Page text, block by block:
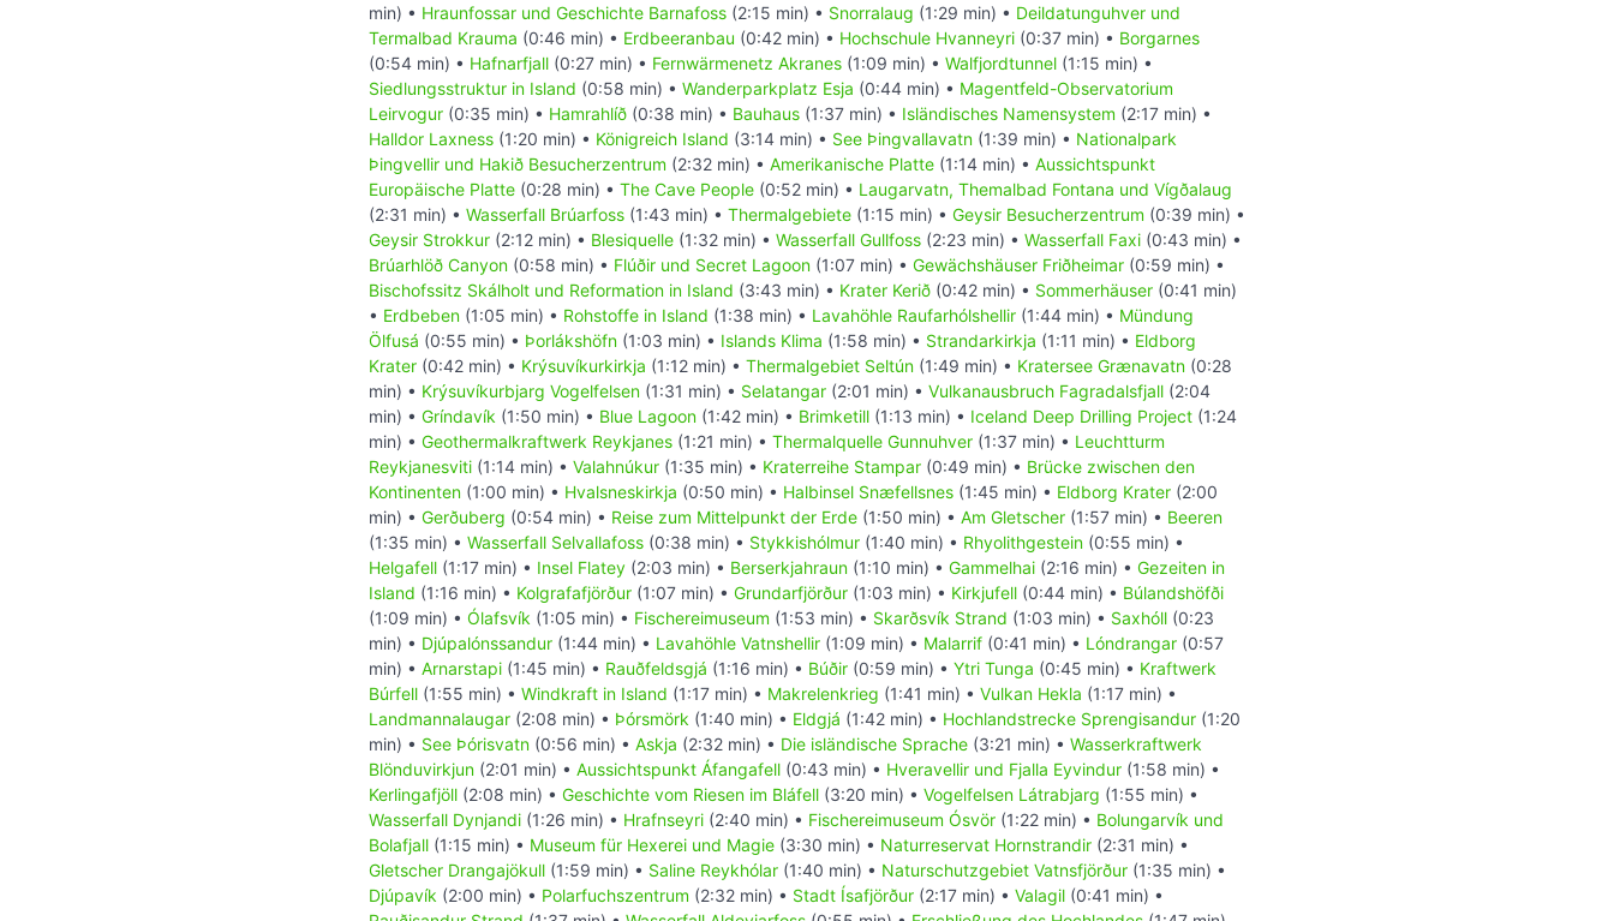
min) • Hraunfossar und Geschichte Barnafoss (2:15 min) • Snorralaug (1:29 min) • Deildatunguhver und
Termalbad Krauma (0:46 min) • Erdbeeranbau (0:42 min) • Hochschule Hvanneyri (0:37 min) • Borgarnes
(0:54 min) • Hafnarfjall (0:27 min) • Fernwärmenetz Akranes (1:09 min) • Walfjordtunnel (1:15 min) •
Siedlungsstruktur in Island (0:58 min) • Wanderparkplatz Esja (0:44 min) • Magentfeld-Observatorium
Leirvogur (0:35 min) • Hamrahlíð (0:38 min) • Bauhaus (1:37 min) • Isländisches Namensystem (2:17 min) •
Halldor Laxness (1:20 min) • Königreich Island (3:14 min) • See Þingvallavatn (1:39 min) • Nationalpark
Þingvellir und Hakið Besucherzentrum (2:32 min) • Amerikanische Platte (1:14 min) • Aussichtspunkt
Europäische Platte (0:28 min) • The Cave People (0:52 min) • Laugarvatn, Themalbad Fontana und Vígðalaug
(2:31 min) • Wasserfall Brúarfoss (1:43 min) • Thermalgebiete (1:15 min) • Geysir Besucherzentrum (0:39 min) •
Geysir Strokkur (2:12 min) • Blesiquelle (1:32 min) • Wasserfall Gullfoss (2:23 min) • Wasserfall Faxi (0:43 min) •
Brúarhlöð Canyon (0:58 min) • Flúðir und Secret Lagoon (1:07 min) • Gewächshäuser Friðheimar (0:59 min) •
Bischofssitz Skálholt und Reformation in Island (3:43 min) • Krater Kerið (0:42 min) • Sommerhäuser (0:41 min)
• Erdbeben (1:05 min) • Rohstoffe in Island (1:38 min) • Lavahöhle Raufarhólshellir (1:44 min) • Mündung
Ölfusá (0:55 min) • Þorlákshöfn (1:03 min) • Islands Klima (1:58 min) • Strandarkirkja (1:11 min) • Eldborg
Krater (0:42 min) • Krýsuvíkurkirkja (1:12 min) • Thermalgebiet Seltún (1:49 min) • Kratersee Grænavatn (0:28
min) • Krýsuvíkurbjarg Vogelfelsen (1:31 min) • Selatangar (2:01 min) • Vulkanausbruch Fagradalsfjall (2:04
min) • Gríndavík (1:50 min) • Blue Lagoon (1:42 min) • Brimketill (1:13 min) • Iceland Deep Drilling Project (1:24
min) • Geothermalkraftwerk Reykjanes (1:21 min) • Thermalquelle Gunnuhver (1:37 min) • Leuchtturm
Reykjanesviti (1:14 min) • Valahnúkur (1:35 min) • Kraterreihe Stampar (0:49 min) • Brücke zwischen den
Kontinenten (1:00 min) • Hvalsneskirkja (0:50 min) • Halbinsel Snæfellsnes (1:45 min) • Eldborg Krater (2:00
min) • Gerðuberg (0:54 min) • Reise zum Mittelpunkt der Erde (1:50 min) • Am Gletscher (1:57 min) • Beeren
(1:35 min) • Wasserfall Selvallafoss (0:38 min) • Stykkishólmur (1:40 min) • Rhyolithgestein (0:55 min) •
Helgafell (1:17 min) • Insel Flatey (2:03 min) • Berserkjahraun (1:10 min) • Gammelhai (2:16 min) • Gezeiten in
Island (1:16 min) • Kolgrafafjörður (1:07 min) • Grundarfjörður (1:03 min) • Kirkjufell (0:44 min) • Búlandshöfði
(1:09 min) • Ólafsvík (1:05 min) • Fischereimuseum (1:53 min) • Skarðsvík Strand (1:03 min) • Saxhóll (0:23
min) • Djúpalónssandur (1:44 min) • Lavahöhle Vatnshellir (1:09 min) • Malarrif (0:41 min) • Lóndrangar (0:57
min) • Arnarstapi (1:45 min) • Rauðfeldsgjá (1:16 min) • Búðir (0:59 min) • Ytri Tunga (0:45 min) • Kraftwerk
Búrfell (1:55 min) • Windkraft in Island (1:17 min) • Makrelenkrieg (1:41 min) • Vulkan Hekla (1:17 min) •
Landmannalaugar (2:08 min) • Þórsmörk (1:40 min) • Eldgjá (1:42 min) • Hochlandstrecke Sprengisandur (1:20
min) • See Þórisvatn (0:56 min) • Askja (2:32 min) • Die isländische Sprache (3:21 min) • Wasserkraftwerk
Blönduvirkjun (2:01 min) • Aussichtspunkt Áfangafell (0:43 min) • Hveravellir und Fjalla Eyvindur (1:58 min) •
Kerlingafjöll (2:08 min) • Geschichte vom Riesen im Bláfell (3:20 min) • Vogelfelsen Látrabjarg (1:55 min) •
Wasserfall Dynjandi (1:26 min) • Hrafnseyri (2:40 min) • Fischereimuseum Ósvör (1:22 min) • Bolungarvík und
Bolafjall (1:15 min) • Museum für Hexerei und Magie (3:30 min) • Naturreservat Hornstrandir (2:31 min) •
Gletscher Drangajökull (1:59 min) • Saline Reykhólar (1:40 min) • Naturschutzgebiet Vatnsfjörður (1:35 min) •
Djúpavík (2:00 min) • Polarfuchszentrum (2:32 min) • Stadt Ísafjörður (2:17 min) • Valagil (0:41 min) •